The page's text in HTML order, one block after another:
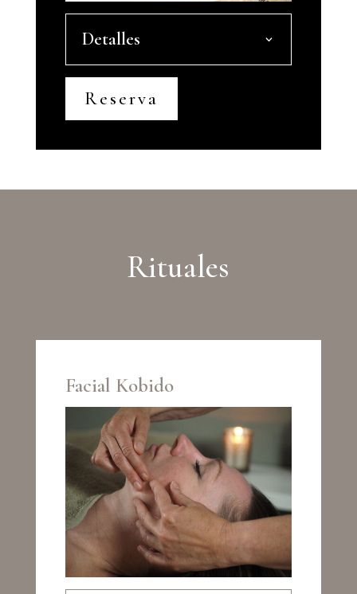
Detalles
Reserva
Rituales
Facial Kobido